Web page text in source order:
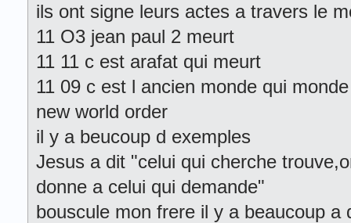
ils ont signe leurs actes a travers le
11 O3 jean paul 2 meurt
11 11 c est arafat qui meurt
11 09 c est l ancien monde qui
new world order
il y a beucoup d exemples
Jesus a dit "celui qui cherche
donne a celui qui demande"
bouscule mon frere il y a beaucoup a